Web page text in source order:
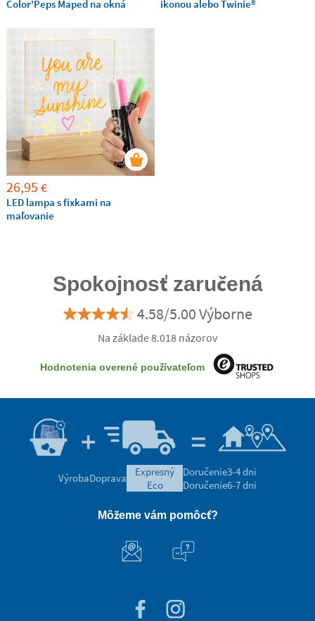
Color'Peps Maped na okná
ikonou alebo Twinie®
26,95 €
LED lampa s fixkami na
maľovanie
Spokojnosť zaručená
4.58/5.00 Výborne
Na základe 8.018 názorov
Hodnotenia overené používateľom
VýrobaDoprava
expresný
eco
Doručenie3-4 dni
Doručenie6-7 dni
Môžeme vám pomôcť?